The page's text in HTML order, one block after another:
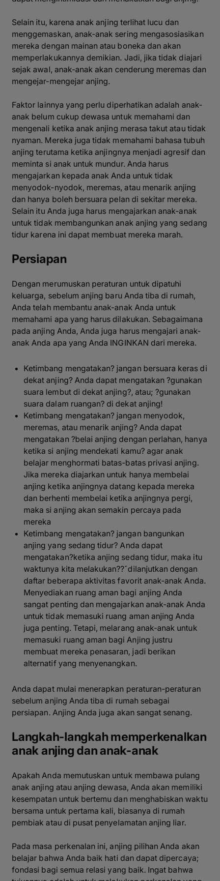
Selain itu, karena anak anjing terlihat lucu dan
menggemaskan, anak-anak sering mengasosiasikan
mereka dengan mainan atau boneka dan akan
memperlakukannya demikian. Jadi, jika tidak diajari
sejak awal, anak-anak akan cenderung meremas dan
mengejar-mengejar anjing.
Faktor lainnya yang perlu diperhatikan adalah anak-
anak belum cukup dewasa untuk memahami dan
mengenali ketika anak anjing merasa takut atau tidak
nyaman. Mereka juga tidak memahami bahasa tubuh
anjing terutama ketika anjingnya menjadi agresif dan
meminta si anak untuk mundur. Anda harus
mengajarkan kepada anak Anda untuk tidak
menyodok-nyodok, meremas, atau menarik anjing
dan hanya boleh bersuara pelan di sekitar mereka.
Selain itu Anda juga harus mengajarkan anak-anak
untuk tidak membangunkan anak anjing yang sedang
tidur karena ini dapat membuat mereka marah.
Persiapan
Dengan merumuskan peraturan untuk dipatuhi
keluarga, sebelum anjing baru Anda tiba di rumah,
Anda telah membantu anak-anak Anda untuk
memahami apa yang harus dilakukan. Sebagaimana
pada anjing Anda, Anda juga harus mengajari anak-
anak Anda apa yang Anda INGINKAN dari mereka.
Ketimbang mengatakan? jangan bersuara keras di
dekat anjing? Anda dapat mengatakan ?gunakan
suara lembut di dekat anjing?, atau; ?gunakan
suara dalam ruangan? di dekat anjing!
Ketimbang mengatakan? jangan menyodok,
meremas, atau menarik anjing? Anda dapat
mengatakan ?belai anjing dengan perlahan, hanya
ketika si anjing mendekati kamu? agar anak
belajar menghormati batas-batas privasi anjing.
Jika mereka diajarkan untuk hanya membelai
anjing ketika anjingnya datang kepada mereka
dan berhenti membelai ketika anjingnya pergi,
maka si anjing akan semakin percaya pada
mereka
Ketimbang mengatakan? jangan bangunkan
anjing yang sedang tidur? Anda dapat
mengatakan?ketika anjing sedang tidur, maka itu
waktunya kita melakukan??ˇdilanjutkan dengan
daftar beberapa aktivitas favorit anak-anak Anda.
Menyediakan ruang aman bagi anjing Anda
sangat penting dan mengajarkan anak-anak Anda
untuk tidak memasuki ruang aman anjing Anda
juga penting. Tetapi, melarang anak-anak untuk
memasuki ruang aman bagi Anjing justru
membuat mereka penasaran, jadi berikan
alternatif yang menyenangkan.
Anda dapat mulai menerapkan peraturan-peraturan
sebelum anjing Anda tiba di rumah sebagai
persiapan. Anjing Anda juga akan sangat senang.
Langkah-langkah memperkenalkan
anak anjing dan anak-anak
Apakah Anda memutuskan untuk membawa pulang
anak anjing atau anjing dewasa, Anda akan memiliki
kesempatan untuk bertemu dan menghabiskan waktu
bersama untuk pertama kali, biasanya di rumah
pembiak atau di pusat penyelamatan anjing liar.
Pada masa perkenalan ini, anjing pilihan Anda akan
belajar bahwa Anda baik hati dan dapat dipercaya;
fondasi bagi semua relasi yang baik. Ingat bahwa